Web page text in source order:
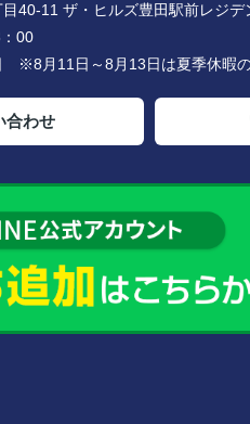
40-11 ザ・ヒルズ豊田駅前レジデ
00
月11日～8月13日は夏季休暇の
合わせ